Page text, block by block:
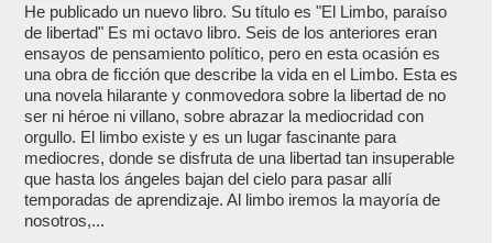
He publicado un nuevo libro. Su título es "El Limbo, paraíso
de libertad" Es mi octavo libro. Seis de los anteriores eran
ensayos de pensamiento político, pero en esta ocasión es
una obra de ficción que describe la vida en el Limbo. Esta es
una novela hilarante y conmovedora sobre la libertad de no
ser ni héroe ni villano, sobre abrazar la mediocridad con
orgullo. El limbo existe y es un lugar fascinante para
mediocres, donde se disfruta de una libertad tan insuperable
que hasta los ángeles bajan del cielo para pasar allí
temporadas de aprendizaje. Al limbo iremos la mayoría de
nosotros,...